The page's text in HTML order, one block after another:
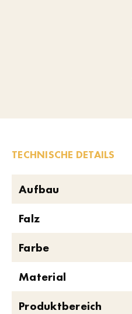
TECHNISCHE DETAILS
Aufbau
Falz
Farbe
Material
Produktbereich